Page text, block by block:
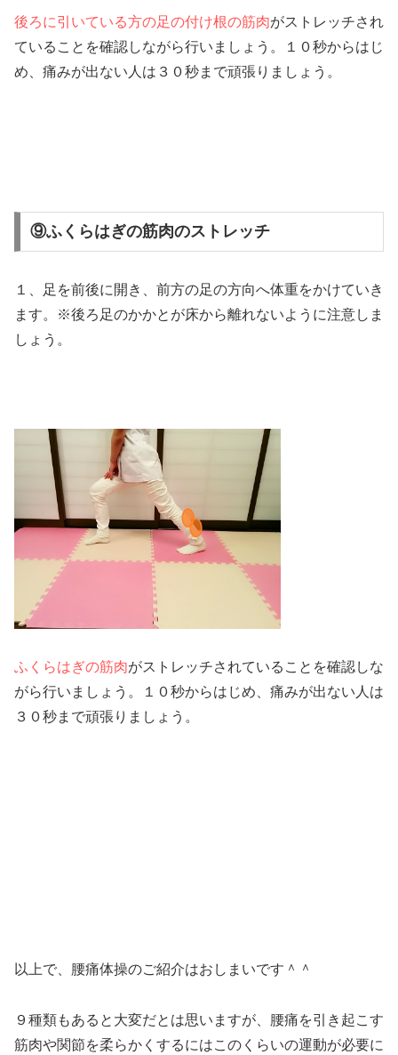
後ろに引いている方の足の付け根の筋肉がストレッチされ
ていることを確認しながら行いましょう。１０秒からはじ
め、痛みが出ない人は３０秒まで頑張りましょう。
⑨ふくらはぎの筋肉のストレッチ
１、足を前後に開き、前方の足の方向へ体重をかけていき
ます。※後ろ足のかかとが床から離れないように注意しま
しょう。
ふくらはぎの筋肉がストレッチされていることを確認しな
がら行いましょう。１０秒からはじめ、痛みが出ない人は
３０秒まで頑張りましょう。
以上で、腰痛体操のご紹介はおしまいです＾＾
９種類もあると大変だとは思いますが、腰痛を引き起こす
筋肉や関節を柔らかくするにはこのくらいの運動が必要に